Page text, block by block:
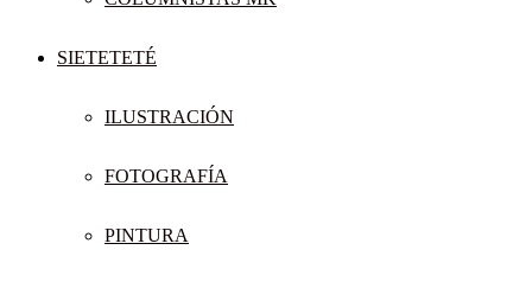
SIETETETÉ
ILUSTRACIÓN
FOTOGRAFÍA
PINTURA